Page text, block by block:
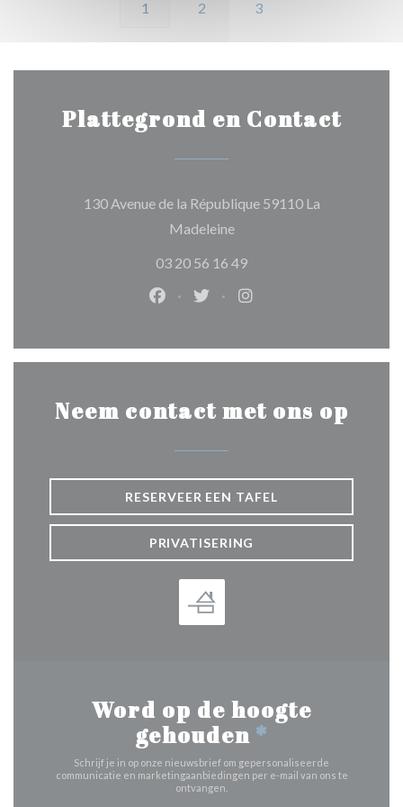
1 2 3
Plattegrond en Contact
130 Avenue de la République 59110 La
Madeleine((opent in een nieuw
03 20 56 16 49
Facebook ((opent in een nieuw
Twitter ((opent in een
Instagram ((opent in
Neem contact met ons op
RESERVEER EEN TAFEL
PRIVATISERING
Word op de hoogte
gehouden *
Schrijf je in op onze nieuwsbrief om gepersonaliseerde
communicatie en marketingaanbiedingen per e-mail van ons te
ontvangen.